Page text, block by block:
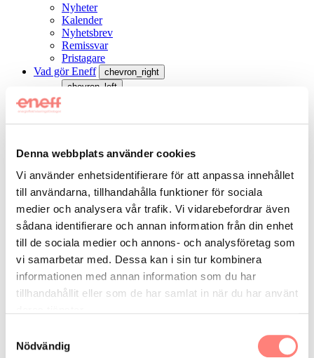
Denna webbplats använder cookies
Vi använder enhetsidentifierare för att anpassa innehållet
till användarna, tillhandahålla funktioner för sociala
medier och analysera vår trafik. Vi vidarebefordrar även
sådana identifierare och annan information från din enhet
till de sociala medier och annons- och analysföretag som
vi samarbetar med. Dessa kan i sin tur kombinera
informationen med annan information som du har
tillhandahållit eller som de har samlat in när du har använt
Nödvändig
Nyheter
Kalender
Nyhetsbrev
Remissvar
Pristagare
Vad gör Eneff
chevron_right
chevron_left
Auktorisation Eneff
Affärsutveckling
Tankesmedjan ”Fokus: Energieffektivisering”
Tankesmedjan ”Fokus: Energieffektiv Industri”
Om Eneff
chevron_right
chevron_left
Om oss
Medlemmar
Styrelse
Expertgrupp
Kontakt